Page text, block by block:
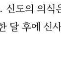
도의 의
달 후에 신